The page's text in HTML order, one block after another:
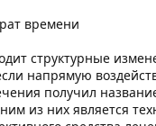
времени
структурные
напрямую
получил
из них является